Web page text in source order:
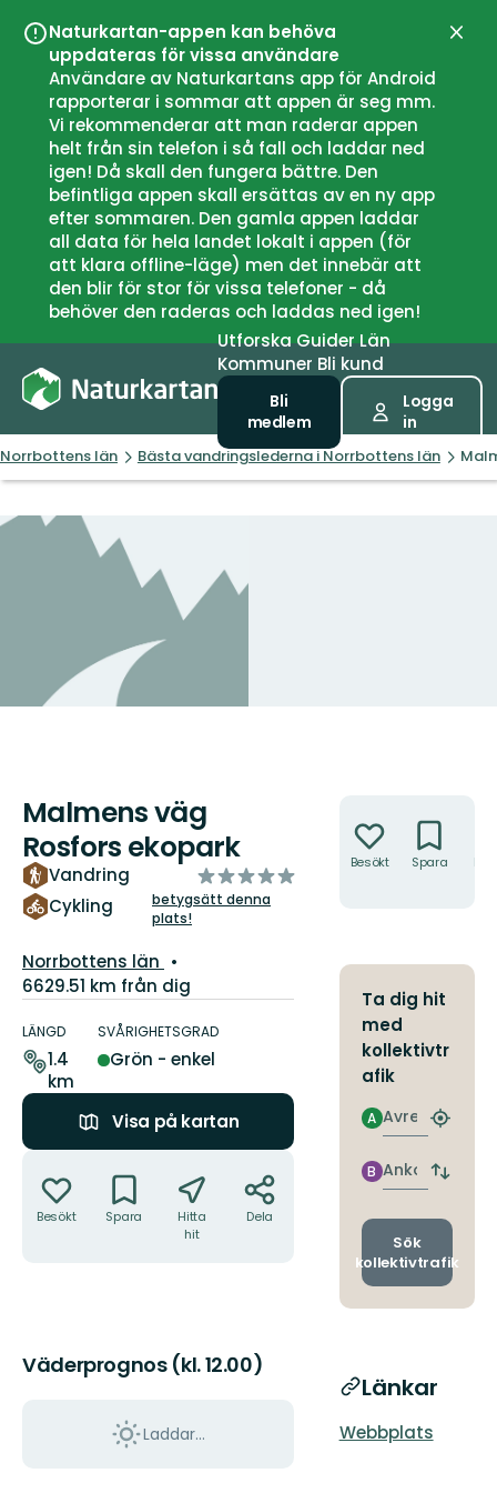
Naturkartan-appen kan behöva
uppdateras för vissa användare
Användare av Naturkartans app för Android
rapporterar i sommar att appen är seg mm.
Vi rekommenderar att man raderar appen
helt från sin telefon i så fall och laddar ned
igen! Då skall den fungera bättre. Den
befintliga appen skall ersättas av en ny app
efter sommaren. Den gamla appen laddar
all data för hela landet lokalt i appen (för
att klara offline-läge) men det innebär att
den blir för stor för vissa telefoner - då
behöver den raderas och laddas ned igen!
UtforskaGuiderLän
Kommuner Bli kund
Bli
medlem
Logga
in
Norrbottens län Bästa vandringslederna i Norrbottens län
Malmens väg
Rosfors ekopark
Vandring
Cykling
av
5
betygsätt denna
plats!
Län:
Norrbottens län
6629.51 km från dig
om
leden
LÄNGD
1.4
km
SVÅRIGHETSGRAD
Grön - enkel
Visa på kartan
Besökt Spara
Hitta
hit
Dela
Väderprognos (kl. 12.00)
Laddar...
Besökt Spara
Ta dig hit
med
kollektivtr
afik
Avresa
A
Hitta
Ankomst
B
Byt
och
Sök
kollektivtrafik
Länkar
Webbplats